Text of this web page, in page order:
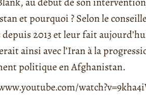
et pourquoi ? Selon le
2013 et leur fait
ainsi avec l’Iran à la
politique en Afghanistan.